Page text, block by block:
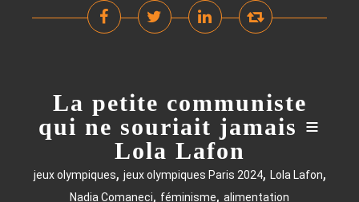
La petite communiste
qui ne souriait jamais ≡
Lola Lafon
jeux olympiques, jeux olympiques Paris 2024, Lola Lafon,
Nadia Comaneci, féminisme, alimentation